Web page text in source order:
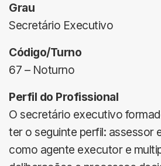
Grau
Secretário Executivo
Código/Turno
67 – Noturno
Perfil do Profissional
O secretário executivo
ter o seguinte perfil: assessor
como agente executor e